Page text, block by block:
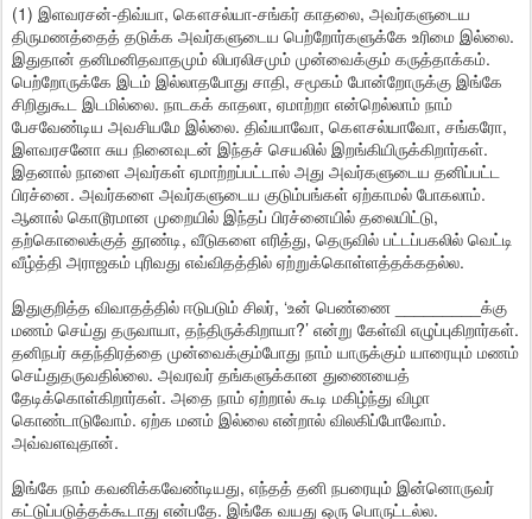
(1) இளவரசன்-திவ்யா, கௌசல்யா-சங்கர் காதலை, அவர்களுடைய
திருமணத்தைத் தடுக்க அவர்களுடைய பெற்றோர்களுக்கே உரிமை இல்லை.
இதுதான் தனிமனிதவாதமும் லிபரலிசமும் முன்வைக்கும் கருத்தாக்கம்.
பெற்றோருக்கே இடம் இல்லாதபோது சாதி, சமூகம் போன்றோருக்கு இங்கே
சிறிதுகூட இடமில்லை. நாடகக் காதலா, ஏமாற்றா என்றெல்லாம் நாம்
பேசவேண்டிய அவசியமே இல்லை. திவ்யாவோ, கௌசல்யாவோ, சங்கரோ,
இளவரசனோ சுய நினைவுடன் இந்தச் செயலில் இறங்கியிருக்கிறார்கள்.
இதனால் நாளை அவர்கள் ஏமாற்றப்பட்டால் அது அவர்களுடைய தனிப்பட்ட
பிரச்னை. அவர்களை அவர்களுடைய குடும்பங்கள் ஏற்காமல் போகலாம்.
ஆனால் கொடூரமான முறையில் இந்தப் பிரச்னையில் தலையிட்டு,
தற்கொலைக்குத் தூண்டி, வீடுகளை எரித்து, தெருவில் பட்டப்பகலில் வெட்டி
வீழ்த்தி அராஜகம் புரிவது எவ்விதத்தில் ஏற்றுக்கொள்ளத்தக்கதல்ல.
இதுகுறித்த விவாதத்தில் ஈடுபடும் சிலர், ‘உன் பெண்ணை _________க்கு
மணம் செய்து தருவாயா, தந்திருக்கிறாயா?’ என்று கேள்வி எழுப்புகிறார்கள்.
தனிநபர் சுதந்திரத்தை முன்வைக்கும்போது நாம் யாருக்கும் யாரையும் மணம்
செய்துதருவதில்லை. அவரவர் தங்களுக்கான துணையைத்
தேடிக்கொள்கிறார்கள். அதை நாம் ஏற்றால் கூடி மகிழ்ந்து விழா
கொண்டாடுவோம். ஏற்க மனம் இல்லை என்றால் விலகிப்போவோம்.
அவ்வளவுதான்.
இங்கே நாம் கவனிக்கவேண்டியது, எந்தத் தனி நபரையும் இன்னொருவர்
கட்டுப்படுத்தக்கூடாது என்பதே. இங்கே வயது ஒரு பொருட்டல்ல.